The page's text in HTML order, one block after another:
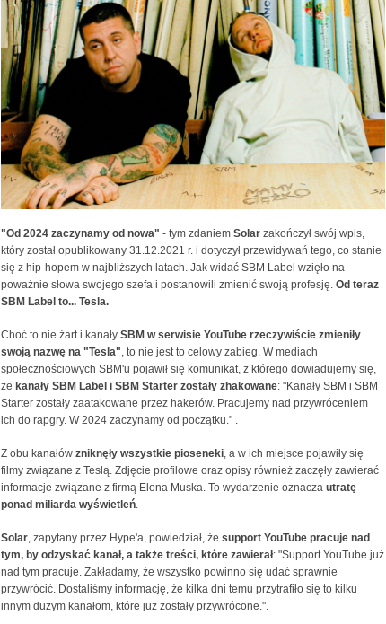
"Od 2024 zaczynamy od nowa" - tym zdaniem Solar zakończył swój wpis,
który został opublikowany 31.12.2021 r. i dotyczył przewidywań tego, co stanie
się z hip-hopem w najbliższych latach. Jak widać SBM Label wzięło na
poważnie słowa swojego szefa i postanowili zmienić swoją profesję. Od teraz
SBM Label to... Tesla.
Choć to nie żart i kanały SBM w serwisie YouTube rzeczywiście zmieniły
swoją nazwę na "Tesla" , to nie jest to celowy zabieg. W mediach
społecznościowych SBM'u pojawił się komunikat, z którego dowiadujemy się,
że kanały SBM Label i SBM Starter zostały zhakowane: "Kanały SBM i SBM
Starter zostały zaatakowane przez hakerów. Pracujemy nad przywróceniem
ich do rapgry. W 2024 zaczynamy od początku." .
Z obu kanałów zniknęły wszystkie pioseneki , a w ich miejsce pojawiły się
filmy związane z Teslą. Zdjęcie profilowe oraz opisy również zaczęły zawierać
informacje związane z firmą Elona Muska. To wydarzenie oznacza utratę
ponad miliarda wyświetleń
Solar , zapytany przez Hype'a, powiedział, że support YouTube pracuje nad
tym, by odzyskać kanał, a także treści, które zawierał: "Support YouTube już
nad tym pracuje. Zakładamy, że wszystko powinno się udać sprawnie
przywrócić. Dostaliśmy informację, że kilka dni temu przytrafiło się to kilku
innym dużym kanałom, które już zostały przywrócone.".